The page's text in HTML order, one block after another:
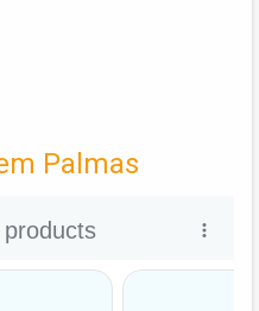
Palmas